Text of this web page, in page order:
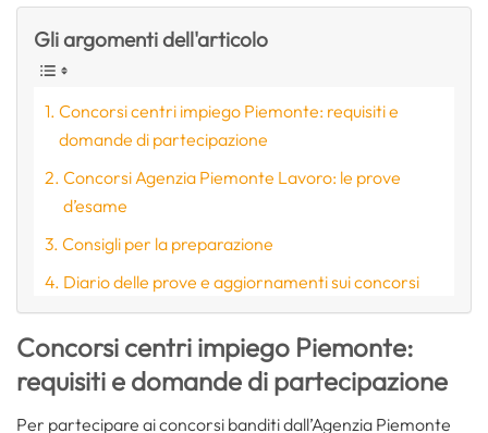
Gli argomenti dell'articolo
Concorsi centri impiego Piemonte: requisiti e
domande di partecipazione
Concorsi Agenzia Piemonte Lavoro: le prove
d’esame
Consigli per la preparazione
Diario delle prove e aggiornamenti sui concorsi
Concorsi centri impiego Piemonte:
requisiti e domande di partecipazione
Per partecipare ai concorsi banditi dall’Agenzia Piemonte